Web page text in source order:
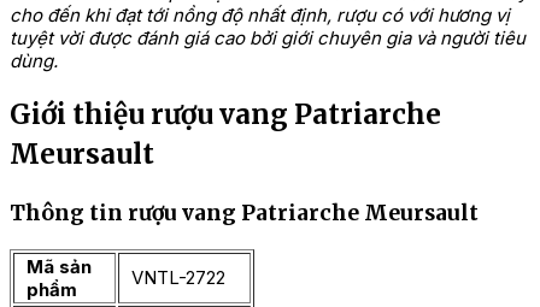
cho đến khi đạt tới nồng độ nhất định, rượu có với hương vị
tuyệt vời được đánh giá cao bởi giới chuyên gia và người tiêu
dùng.
Giới thiệu rượu vang Patriarche
Meursault
Thông tin rượu vang Patriarche Meursault
Mã sản
phẩm
VNTL-2722